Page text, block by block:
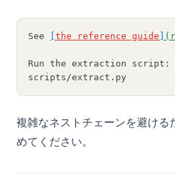
See the reference guide
Run the extraction script:
scripts/extract.py
複雑なネストチェーンを避ける
めてください。